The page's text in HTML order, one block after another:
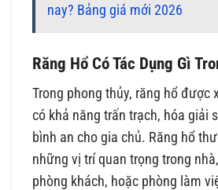
nay? Bảng giá mới 2026
Răng Hổ Có Tác Dụng Gì
Trong phong thủy, răng hổ được
có khả năng trấn trạch, hóa giải
bình an cho gia chủ. Răng hổ
những vị trí quan trọng trong
phòng khách, hoặc phòng làm